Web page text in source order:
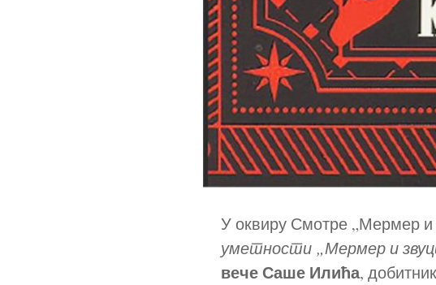
У оквиру Смотре „Мермер и
уметности „Мермер и
вече Саше Илића,